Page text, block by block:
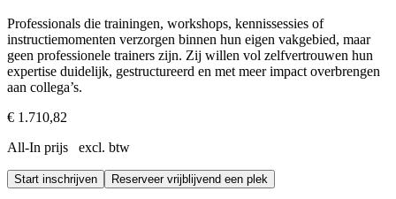
Professionals die trainingen, workshops, kennissessies of
instructiemomenten verzorgen binnen hun eigen vakgebied, maar
geen professionele trainers zijn. Zij willen vol zelfvertrouwen hun
expertise duidelijk, gestructureerd en met meer impact overbrengen
aan collega’s.
€ 1.710,82
All-In prijs excl. btw
Start inschrijven Reserveer vrijblijvend een plek